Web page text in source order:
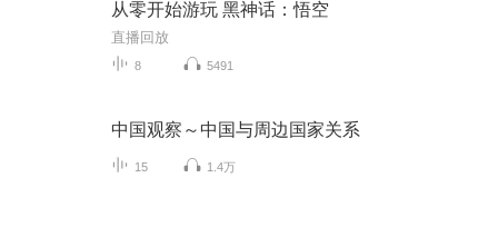
从零开始游玩 黑神话：悟空
直播回放
8 5491
中国观察～中国与周边国家关系
15 1.4万